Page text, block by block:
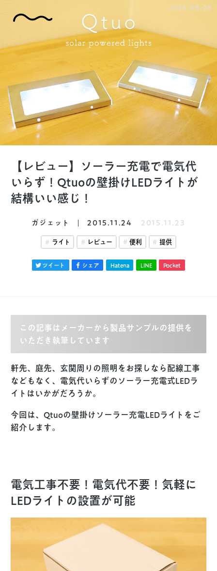
2026.08.06
【レビュー】ソーラー充電で電気代
いらず！Qtuoの壁掛けLEDライトが
結構いい感じ！
ガジェット 2015.11.24 2015.11.23
ライト レビュー 便利 提供
ツイート シェア Hatena LINE Pocket
この記事はメーカーから製品サンプルの提供を
いただき執筆しています
軒先、庭先、玄関周りの照明をお探しなら配線工事
などもなく、電気代いらずのソーラー充電式LEDラ
イトはいかがだろうか。
今回は、Qtuoの壁掛けソーラー充電LEDライトをご
紹介します。
電気工事不要！電気代不要！気軽に
LEDライトの設置が可能